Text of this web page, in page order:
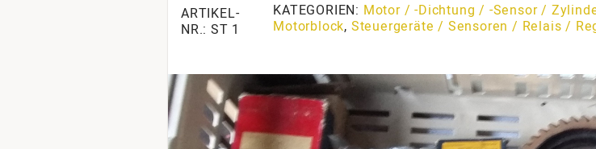
ARTIKEL-
NR.: ST 1
KATEGORIEN: Motor / -Dichtung / -Sensor /
Motorblock, Steuergeräte / Sensoren / Relais /